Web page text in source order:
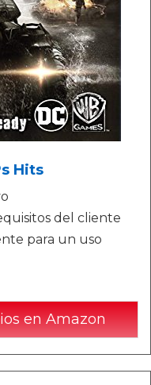
Hits
del cliente
para un uso
en Amazon